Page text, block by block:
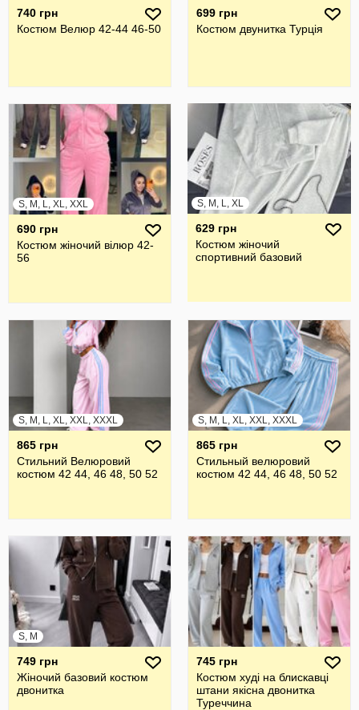
740 грн
Костюм Велюр 42-44 46-50
699 грн
Костюм двунитка Турція
S, M, L, XL, XXL
690 грн
Костюм жіночий вілюр 42-
56
S, M, L, XL
629 грн
Костюм жіночий
спортивний базовий
S, M, L, XL, XXL, XXXL
865 грн
Стильний Велюровий
костюм 42 44, 46 48, 50 52
S, M, L, XL, XXL, XXXL
865 грн
Стильный велюровий
костюм 42 44, 46 48, 50 52
S, M
749 грн
Жіночий базовий костюм
двонитка
745 грн
Костюм худі на блискавці
штани якісна двонитка
Туреччина